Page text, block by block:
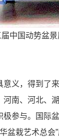
中国动势盆
意义，得到了
河南、河北、
极参与。国际
盆栽艺术总